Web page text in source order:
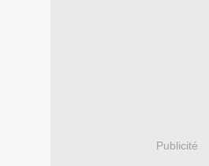
Publicité